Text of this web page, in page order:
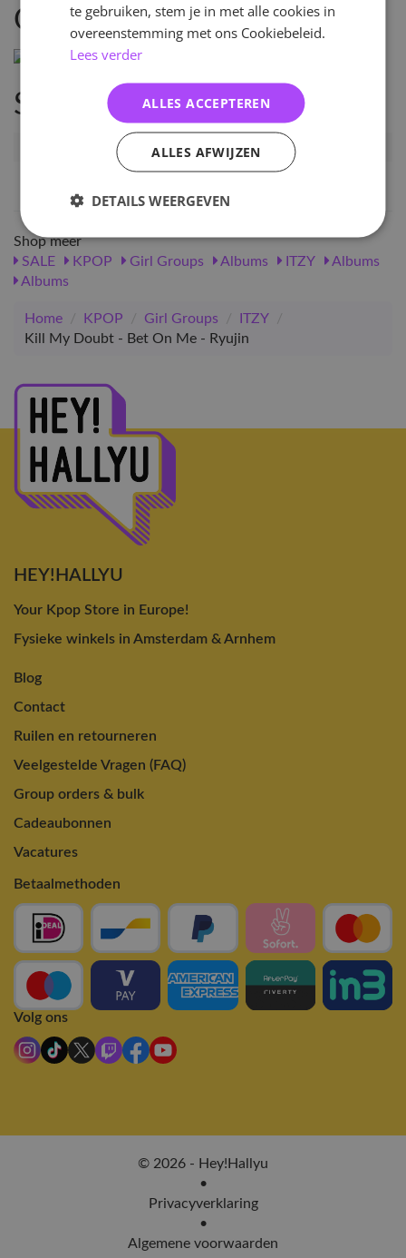
Omschrijving
Specificaties
Artikelnummer
ITZ-KMD-BOM-RYU
2445344349879
Shop meer
SALE
KPOP Girl Groups Albums ITZY
Albums
Albums
Home / KPOP / Girl Groups / ITZY
/
Kill My Doubt - Bet On Me - Ryujin
HEY!HALLYU
Your Kpop Store in Europe!
Fysieke winkels in Amsterdam & Arnhem
Blog
Contact
Ruilen en retourneren
Veelgestelde Vragen (FAQ)
Group orders & bulk
Cadeaubonnen
Vacatures
Betaalmethoden
Volg ons
© 2026 - Hey!Hallyu
•
Privacyverklaring
•
Algemene voorwaarden
te gebruiken, stem je in met alle cookies in
overeenstemming met ons Cookiebeleid.
Lees verder
ALLES ACCEPTEREN
ALLES AFWIJZEN
DETAILS WEERGEVEN